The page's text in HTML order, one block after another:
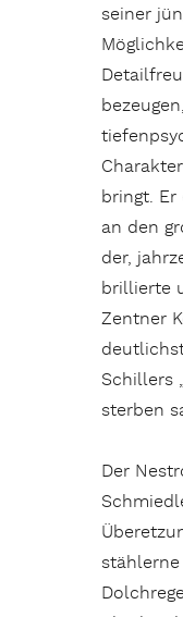
seiner
bringt.
an den
der,
brillierte
Zentner
Schillers
sterben
Der